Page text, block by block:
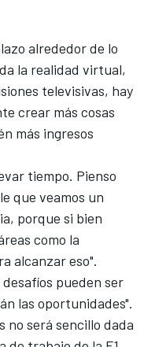
alrededor de lo
la realidad virtual,
televisivas, hay
crear más cosas
más ingresos
tiempo. Pienso
que veamos un
porque si bien
como la
alcanzar eso".
pueden ser
las oportunidades".
no será sencillo dada